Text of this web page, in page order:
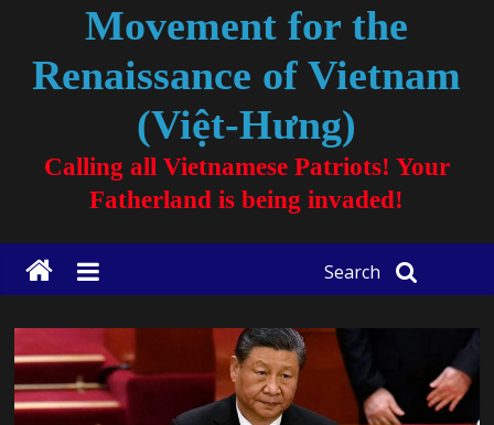
Movement for the
Renaissance of Vietnam
(Việt-Hưng)
Calling all Vietnamese Patriots! Your
Fatherland is being invaded!
Search